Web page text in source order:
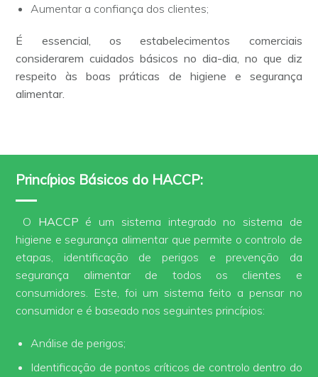
Aumentar a confiança dos clientes;
É essencial, os estabelecimentos comerciais
considerarem cuidados básicos no dia-dia, no que diz
respeito às boas práticas de higiene e segurança
alimentar.
Princípios Básicos do HACCP:
O HACCP é um sistema integrado no sistema de
higiene e segurança alimentar que permite o controlo de
etapas, identificação de perigos e prevenção da
segurança alimentar de todos os clientes e
consumidores. Este, foi um sistema feito a pensar no
consumidor e é baseado nos seguintes princípios:
Análise de perigos;
Identificação de pontos críticos de controlo dentro do